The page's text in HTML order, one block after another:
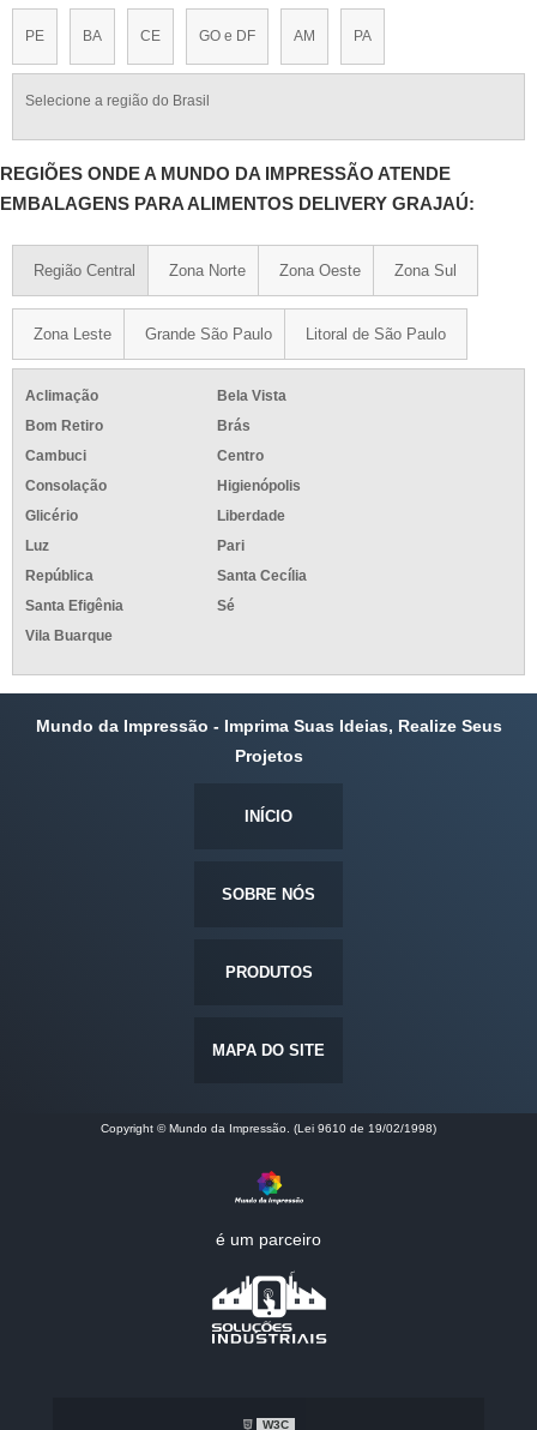
PE BA CE GO e DF AM PA
Selecione a região do Brasil
REGIÕES ONDE A MUNDO DA IMPRESSÃO ATENDE
EMBALAGENS PARA ALIMENTOS DELIVERY GRAJAÚ:
Região Central Zona Norte Zona Oeste Zona Sul
Zona Leste Grande São Paulo Litoral de São Paulo
Aclimação
Bela Vista
Bom Retiro
Brás
Cambuci
Centro
Consolação
Higienópolis
Glicério
Liberdade
Luz
Pari
República
Santa Cecília
Santa Efigênia
Sé
Vila Buarque
Mundo da Impressão - Imprima Suas Ideias, Realize Seus
Projetos
INÍCIO
SOBRE NÓS
PRODUTOS
MAPA DO SITE
Copyright © Mundo da Impressão. (Lei 9610 de 19/02/1998)
é um parceiro
W3C